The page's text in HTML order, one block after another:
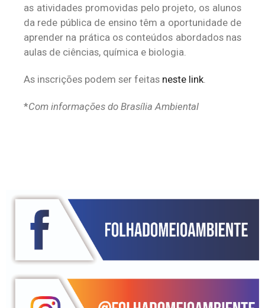
as atividades promovidas pelo projeto, os alunos
da rede pública de ensino têm a oportunidade de
aprender na prática os conteúdos abordados nas
aulas de ciências, química e biologia.
As inscrições podem ser feitas neste link.
*Com informações do Brasília Ambiental